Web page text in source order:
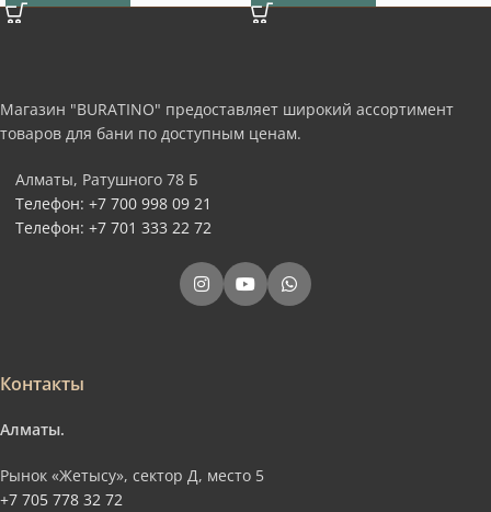
Магазин "BURATINO" предоставляет широкий ассортимент
товаров для бани по доступным ценам.
Алматы, Ратушного 78 Б
Телефон: +7 700 998 09 21
Телефон: +7 701 333 22 72
Контакты
Алматы.
Рынок «Жетысу», сектор Д, место 5
+7 705 778 32 72